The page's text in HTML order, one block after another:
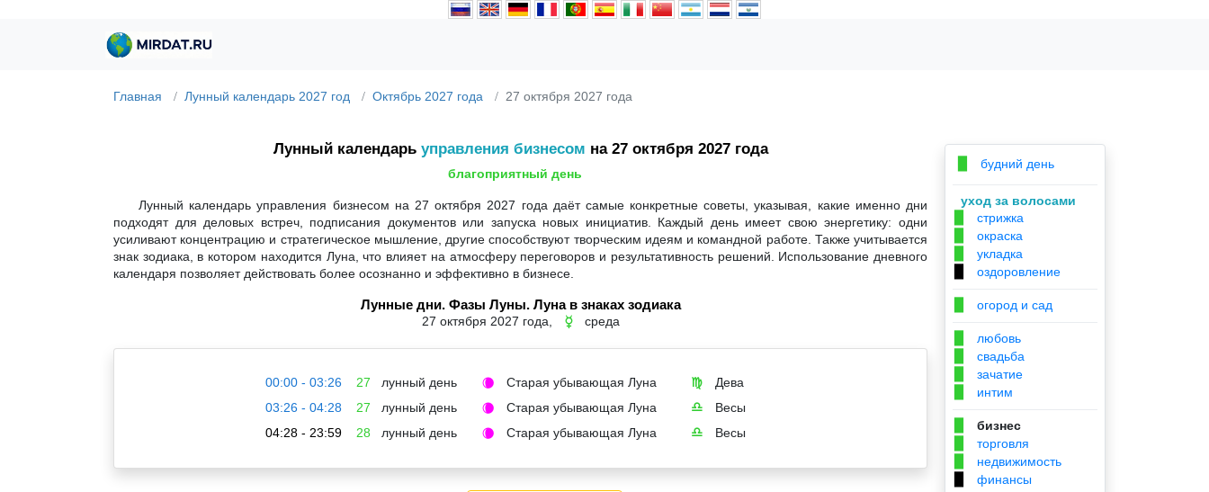
Главная Лунный календарь 2027 год Октябрь 2027 года 27 октября 2027 года
Лунный календарь управления бизнесом на 27 октября 2027 года
благоприятный день
Лунный календарь управления бизнесом на 27 октября 2027 года даёт самые конкретные советы, указывая, какие именно дни
подходят для деловых встреч, подписания документов или запуска новых инициатив. Каждый день имеет свою энергетику: одни
усиливают концентрацию и стратегическое мышление, другие способствуют творческим идеям и командной работе. Также учитывается
знак зодиака, в котором находится Луна, что влияет на атмосферу переговоров и результативность решений. Использование дневного
календаря позволяет действовать более осознанно и эффективно в бизнесе.
Лунные дни. Фазы Луны. Луна в знаках зодиака
27 октября 2027 года, ☿ среда
00:00 - 03:26 27 лунный день 🌘 Старая убывающая Луна ♍
Дева
03:26 - 04:28
27 лунный день 🌘 Старая убывающая Луна ♎
Весы
04:28 - 23:59
28 лунный день 🌘 Старая убывающая Луна ♎ Весы
будний день
уход за волосами
стрижка
окраска
укладка
оздоровление
огород и сад
любовь
свадьба
зачатие
интим
бизнес
торговля
недвижимость
финансы